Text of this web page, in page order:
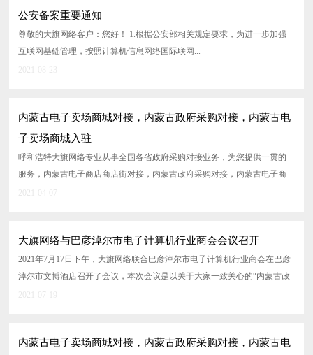
公安备案重要通知
尊敬的大旗网络客户：您好！ 1.根据公安部相关规定要求，为进一步加强
互联网基础管理，按照计算机信息网络国际联网...
2021-08-23
内蒙古电子卖场商城对接，内蒙古政府采购对接，内蒙古电
子卖场商城入驻
呼和浩特大旗网络专业从事全国各省政府采购对接业务，为您提供一贯的
服务，内蒙古电子商店商店街对接，内蒙古政府采购对接，内蒙古电子商
店商店街进入，内蒙古政府采购进...
2021-04-07
大旗网络与巴彦淖尔市电子计算机行业商会会议召开
2021年7月17日下午，大旗网络联合巴彦淖尔市电子计算机行业商会在巴彦
淖尔市文博酒店召开了会议，本次会议是以关于大家一致关心的“内蒙古政
府电子卖场直采直购”...
2021-07-19
内蒙古电子卖场商城对接，内蒙古政府采购对接，内蒙古电